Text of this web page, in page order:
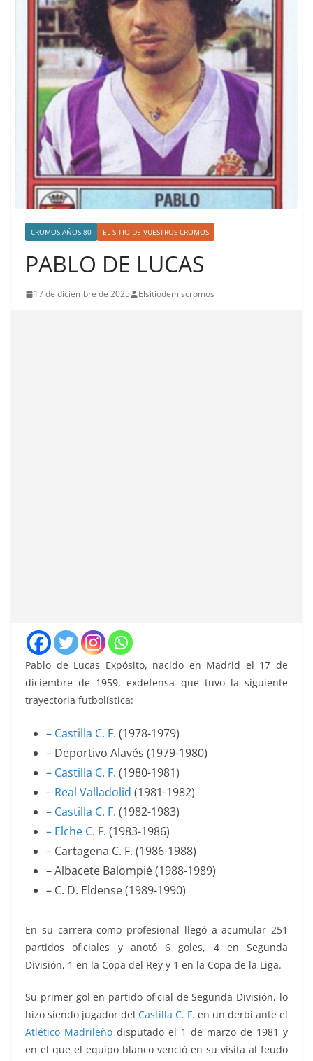
CROMOS AÑOS 80 EL SITIO DE VUESTROS CROMOS
PABLO DE LUCAS
17 de diciembre de 2025 Elsitiodemiscromos
Pablo de Lucas Expósito, nacido en Madrid el 17 de
diciembre de 1959, exdefensa que tuvo la siguiente
trayectoria futbolística:
– Castilla C. F. (1978-1979)
– Deportivo Alavés (1979-1980)
– Castilla C. F. (1980-1981)
– Real Valladolid (1981-1982)
– Castilla C. F. (1982-1983)
– Elche C. F. (1983-1986)
– Cartagena C. F. (1986-1988)
– Albacete Balompié (1988-1989)
– C. D. Eldense (1989-1990)
En su carrera como profesional llegó a acumular 251
partidos oficiales y anotó 6 goles, 4 en Segunda
División, 1 en la Copa del Rey y 1 en la Copa de la Liga.
Su primer gol en partido oficial de Segunda División, lo
hizo siendo jugador del Castilla C. F. en un derbi ante el
Atlético Madrileño disputado el 1 de marzo de 1981 y
en el que el equipo blanco venció en su visita al feudo